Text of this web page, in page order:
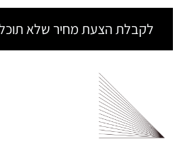
לקבלת הצעת מחיר שלא